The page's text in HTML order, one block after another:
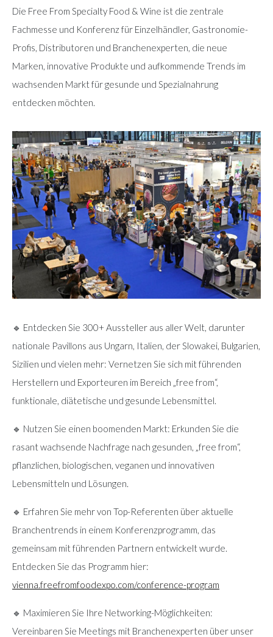
Die Free From Specialty Food & Wine ist die zentrale
Fachmesse und Konferenz für Einzelhändler, Gastronomie-
Profis, Distributoren und Branchenexperten, die neue
Marken, innovative Produkte und aufkommende Trends im
wachsenden Markt für gesunde und Spezialnahrung
entdecken möchten.
🔹 Entdecken Sie 300+ Aussteller aus aller Welt, darunter
nationale Pavillons aus Ungarn, Italien, der Slowakei, Bulgarien,
Sizilien und vielen mehr: Vernetzen Sie sich mit führenden
Herstellern und Exporteuren im Bereich „free from“,
funktionale, diätetische und gesunde Lebensmittel.
🔹 Nutzen Sie einen boomenden Markt: Erkunden Sie die
rasant wachsende Nachfrage nach gesunden, „free from“,
pflanzlichen, biologischen, veganen und innovativen
Lebensmitteln und Lösungen.
🔹 Erfahren Sie mehr von Top-Referenten über aktuelle
Branchentrends in einem Konferenzprogramm, das
gemeinsam mit führenden Partnern entwickelt wurde.
Entdecken Sie das Programm hier:
vienna.freefromfoodexpo.com/conference-program
🔹 Maximieren Sie Ihre Networking-Möglichkeiten:
Vereinbaren Sie Meetings mit Branchenexperten über unser